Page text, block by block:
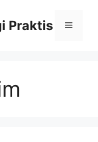
Praktis Menu